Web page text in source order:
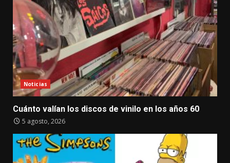
Noticias
Cuánto valían los discos de vinilo en los años 60
5 agosto, 2026